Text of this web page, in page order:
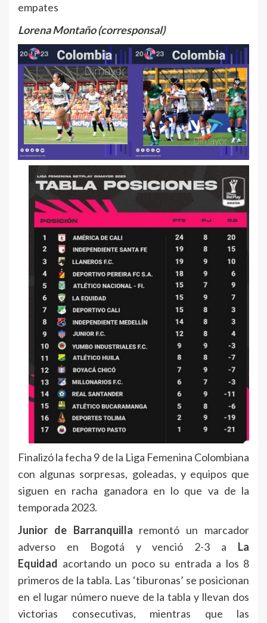
empates
Lorena Montaño (corresponsal)
Finalizó la fecha 9 de la Liga Femenina Colombiana
con algunas sorpresas, goleadas, y equipos que
siguen en racha ganadora en lo que va de la
temporada 2023.
Junior de Barranquilla remontó un marcador
adverso en Bogotá y venció 2-3 a La
Equidad acortando un poco su entrada a los 8
primeros de la tabla. Las ‘tiburonas’ se posicionan
en el lugar número nueve de la tabla y llevan dos
victorias consecutivas, mientras que las